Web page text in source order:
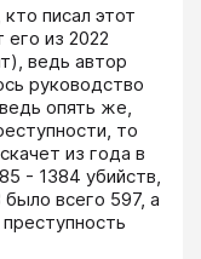
писал этот
его из 2022
ведь автор
руководство
опять же,
то
из года в
- 1384 убийств,
всего 597, а